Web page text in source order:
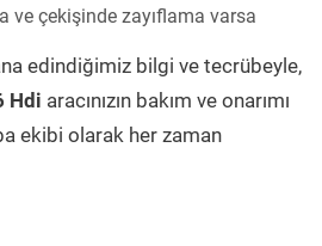
ve çekişinde zayıflama varsa
edindiğimiz bilgi ve tecrübeyle,
Hdi aracınızın bakım ve onarımı
ekibi olarak her zaman